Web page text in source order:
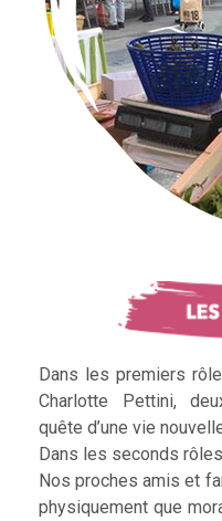
Dans les premiers
Charlotte Pettini,
quête d’une vie
Dans les seconds
Nos proches amis et
physiquement que